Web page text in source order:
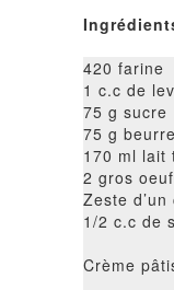
420 farine
1 c.c de
75 g sucre
75 g
170 ml lait
2 gros
Zeste
1/2 c.c de
Crème